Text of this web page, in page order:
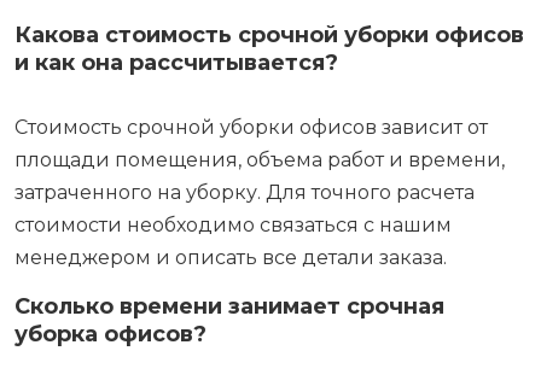
Какова стоимость срочной уборки офисов
и как она рассчитывается?
Стоимость срочной уборки офисов зависит от
площади помещения, объема работ и времени,
затраченного на уборку. Для точного расчета
стоимости необходимо связаться с нашим
менеджером и описать все детали заказа.
Сколько времени занимает срочная
уборка офисов?